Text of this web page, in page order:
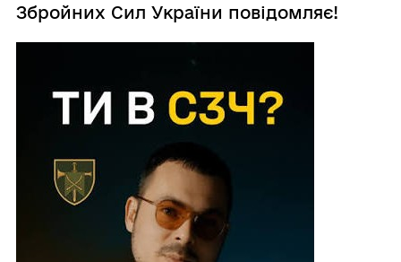
Збройних Сил України повідомляє!